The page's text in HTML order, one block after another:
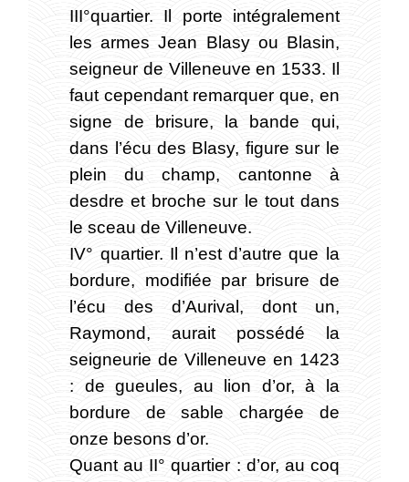
III°quartier. Il porte intégralement
les armes Jean Blasy ou Blasin,
seigneur de Villeneuve en 1533. Il
faut cependant remarquer que, en
signe de brisure, la bande qui,
dans l’écu des Blasy, figure sur le
plein du champ, cantonne à
desdre et broche sur le tout dans
le sceau de Villeneuve.
IV° quartier. Il n’est d’autre que la
bordure, modifiée par brisure de
l’écu des d’Aurival, dont un,
Raymond, aurait possédé la
seigneurie de Villeneuve en 1423
: de gueules, au lion d’or, à la
bordure de sable chargée de
onze besons d’or.
Quant au II° quartier : d’or, au coq